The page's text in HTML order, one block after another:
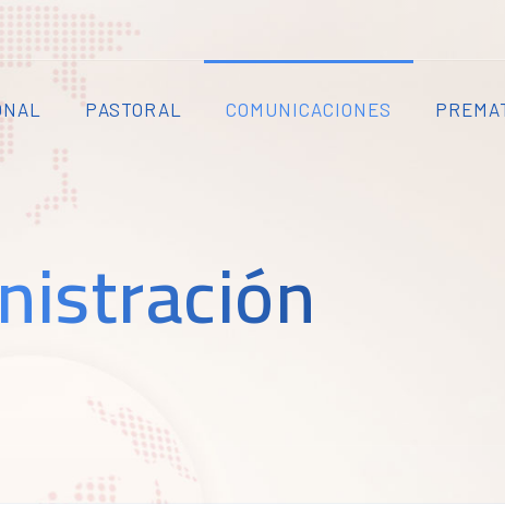
PASTORAL COMUNICACIONES